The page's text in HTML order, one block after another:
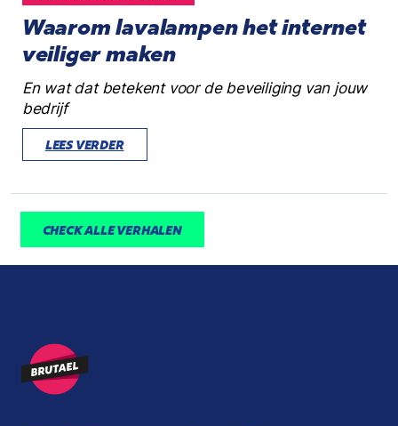
Waarom lavalampen het internet
veiliger maken
En wat dat betekent voor de beveiliging van jouw
bedrijf
LEES VERDER
CHECK ALLE VERHALEN